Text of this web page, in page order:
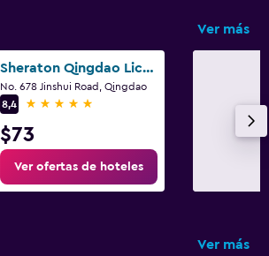
Ver más
Sheraton Qingdao Licang Hotel
No. 678 Jinshui Road, Qingdao
8,4
5 estrellas
$73
Ver ofertas de hoteles
Ver más